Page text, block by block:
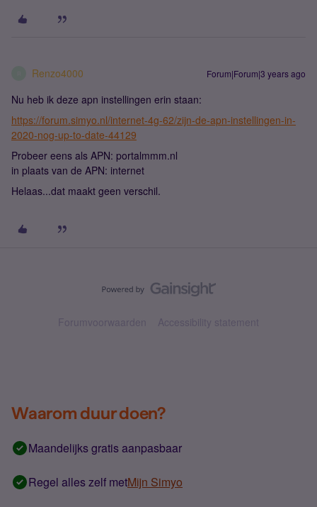
Renzo4000 Forum|Forum|3 years ago
Nu heb ik deze apn instellingen erin staan:
https://forum.simyo.nl/internet-4g-62/zijn-de-apn-instellingen-in-
2020-nog-up-to-date-44129
Probeer eens als APN: portalmmm.nl
in plaats van de APN: internet
Helaas...dat maakt geen verschil.
Forumvoorwaarden Accessibility statement
Waarom duur doen?
Maandelijks gratis aanpasbaar
Regel alles zelf metMijn Simyo